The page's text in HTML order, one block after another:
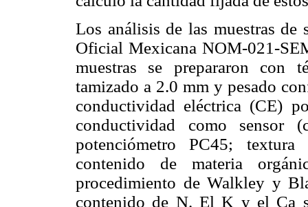
Los análisis de las muestras de
Oficial Mexicana NOM-021-
muestras se prepararon con
tamizado a 2.0 mm y pesado
conductividad eléctrica (CE)
conductividad como sensor
potenciómetro PC45;
contenido de materia
procedimiento de Walkley y
contenido de N. El K y el Ca